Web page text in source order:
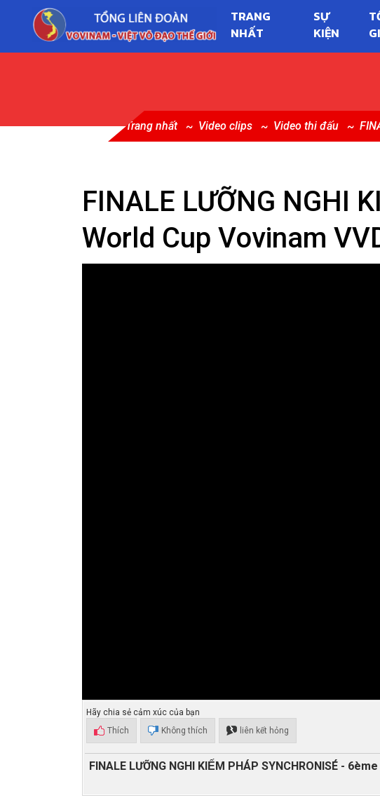
TRANG
NHẤT
SỰ
KIỆN
Trang nhất Video clips Video thi đấu
FINALE LƯỠNG NGHI
World Cup Vovinam
Hãy chia sẻ cảm xúc của bạn
Thích
Không thích liên kết hỏng
FINALE LƯỠNG NGHI KIẾM PHÁP SYNCHRONISÉ -